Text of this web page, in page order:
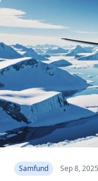
Samfund Sep 8, 2025